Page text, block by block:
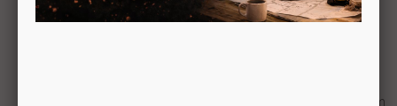
design object met een strak, luxe vormgegeven
Achter gietijzeren binnenwerk bevindt zich een 2 cm